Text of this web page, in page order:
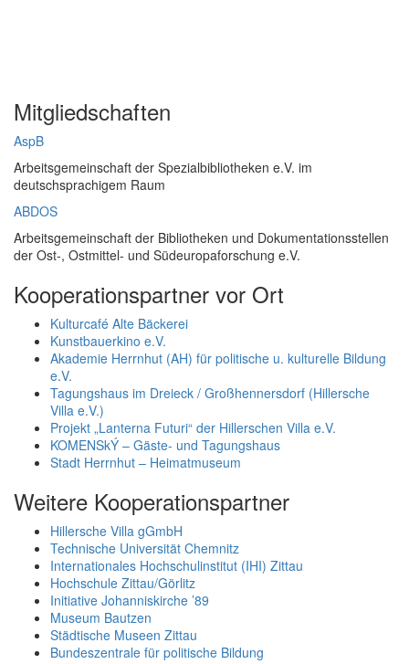
Mitgliedschaften
AspB
Arbeitsgemeinschaft der Spezialbibliotheken e.V. im
deutschsprachigem Raum
ABDOS
Arbeitsgemeinschaft der Bibliotheken und Dokumentationsstellen
der Ost-, Ostmittel- und Südeuropaforschung e.V.
Kooperationspartner vor Ort
Kulturcafé Alte Bäckerei
Kunstbauerkino e.V.
Akademie Herrnhut (AH) für politische u. kulturelle Bildung
e.V.
Tagungshaus im Dreieck / Großhennersdorf (Hillersche
Villa e.V.)
Projekt „Lanterna Futuri“ der Hillerschen Villa e.V.
KOMENSkÝ – Gäste- und Tagungshaus
Stadt Herrnhut – Heimatmuseum
Weitere Kooperationspartner
Hillersche Villa gGmbH
Technische Universität Chemnitz
Internationales Hochschulinstitut (IHI) Zittau
Hochschule Zittau/Görlitz
Initiative Johanniskirche ’89
Museum Bautzen
Städtische Museen Zittau
Bundeszentrale für politische Bildung